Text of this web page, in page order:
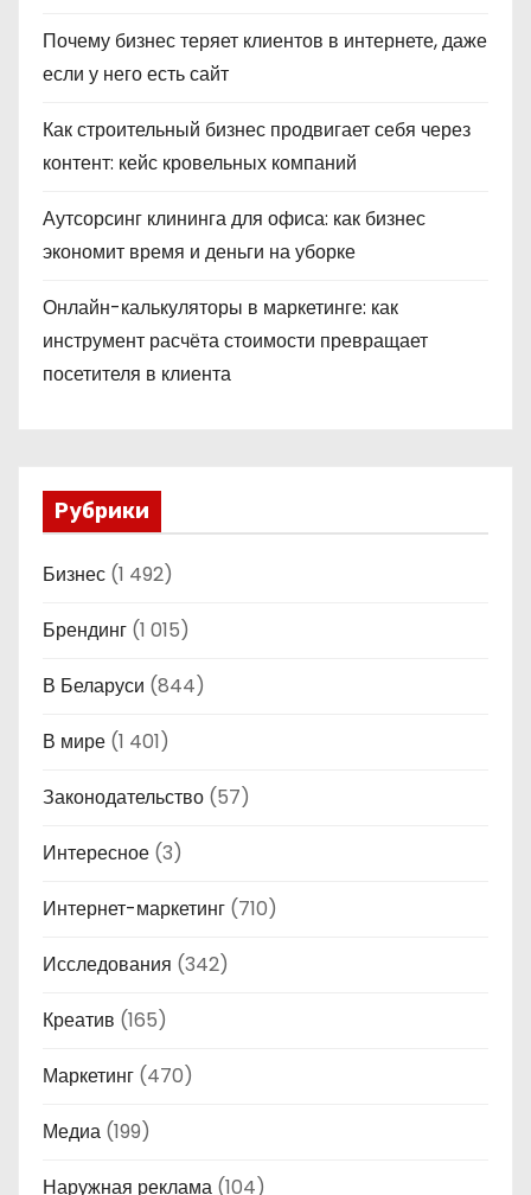
Почему бизнес теряет клиентов в интернете, даже
если у него есть сайт
Как строительный бизнес продвигает себя через
контент: кейс кровельных компаний
Аутсорсинг клининга для офиса: как бизнес
экономит время и деньги на уборке
Онлайн-калькуляторы в маркетинге: как
инструмент расчёта стоимости превращает
посетителя в клиента
Рубрики
Бизнес (1 492)
Брендинг (1 015)
В Беларуси (844)
В мире (1 401)
Законодательство (57)
Интересное (3)
Интернет-маркетинг (710)
Исследования (342)
Креатив (165)
Маркетинг (470)
Медиа (199)
Наружная реклама (104)